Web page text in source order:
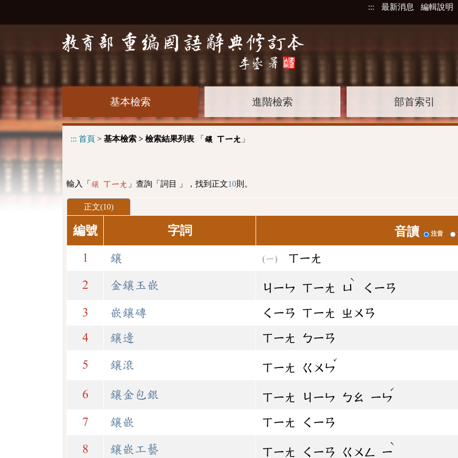
::: 最新消息 編輯說明
基本檢索 進階檢索 部首索引
::: 首頁 > 基本檢索 > 檢索結果列表 「 鑲 ㄒㄧㄤ 」
輸入「 鑲 ㄒㄧㄤ 」查詢「詞目 」，找到正文10則。
正文(10)
編號 字詞 音讀 注音
1 鑲 ㄒㄧㄤ
2 金鑲玉嵌 ㄐㄧㄣ ㄒㄧㄤ ㄩ
ˋ
ㄑㄧㄢ
3 嵌鑲磚 ㄑㄧㄢ ㄒㄧㄤ ㄓㄨㄢ
4 鑲邊 ㄒㄧㄤ ㄅㄧㄢ
5 鑲滾 ㄒㄧㄤ ㄍㄨㄣ
ˇ
6 鑲金包銀 ㄒㄧㄤ ㄐㄧㄣ ㄅㄠ ㄧㄣ
ˊ
7 鑲嵌 ㄒㄧㄤ ㄑㄧㄢ
8 鑲嵌工藝 ㄒㄧㄤ ㄑㄧㄢ ㄍㄨㄥ ㄧ
ˋ